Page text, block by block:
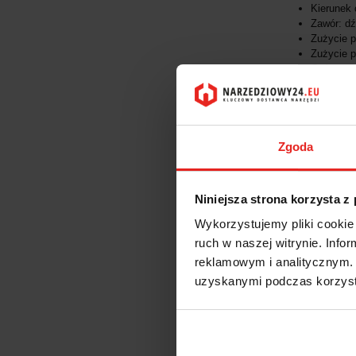
Zgoda
Niniejsza strona korzysta z
Wykorzystujemy pliki
ruch w naszej witrynie.
reklamowym i
uzyskanymi podczas
Kierunek
Zawór:
Zużycie
Zużycie
Gwint
Waga
Płaska
1 klucze
Zalety: